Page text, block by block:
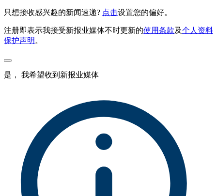
只想接收感兴趣的新闻速递? 点击设置您的偏好。
注册即表示我接受新报业媒体不时更新的使用条款及个人资料
保护声明 。
是， 我希望收到新报业媒体